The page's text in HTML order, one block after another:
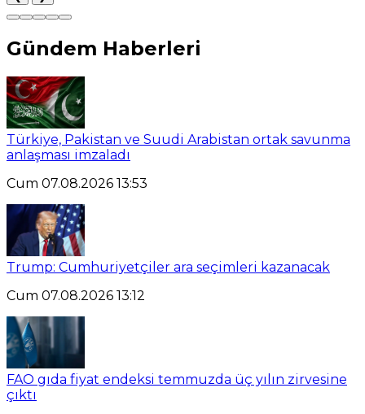
Gündem Haberleri
Türkiye, Pakistan ve Suudi Arabistan ortak savunma
anlaşması imzaladı
Cum 07.08.2026 13:53
Trump: Cumhuriyetçiler ara seçimleri kazanacak
Cum 07.08.2026 13:12
FAO gıda fiyat endeksi temmuzda üç yılın zirvesine
çıktı